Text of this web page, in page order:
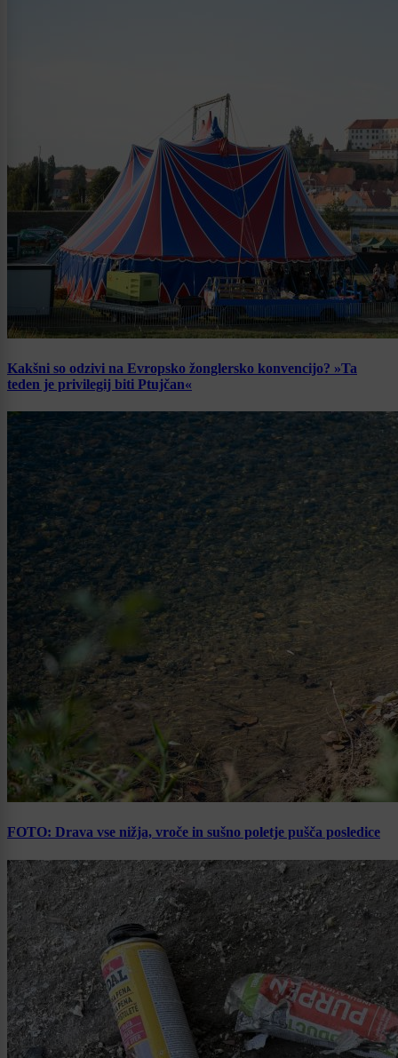
Kakšni so odzivi na Evropsko žonglersko konvencijo? »Ta
teden je privilegij biti Ptujčan«
FOTO: Drava vse nižja, vroče in sušno poletje pušča posledice